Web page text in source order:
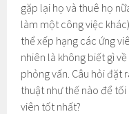
gặp lại họ và thuê họ
làm một công việc
thể xếp hạng các ứng
nhiên là không biết gì
phỏng vấn. Câu hỏi đặt
thuật như thế nào để
viên tốt nhất?